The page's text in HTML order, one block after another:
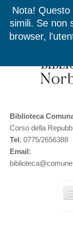
Biblioteca
Corso della
Tel. 0775/2656388
Email:
Nota! Questo
simili. Se non
browser,